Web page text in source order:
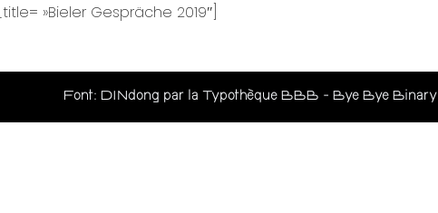
»Bieler Gespräche 2019″]
Font: DINdong par la Typothèque BBB - Bye Bye Binary